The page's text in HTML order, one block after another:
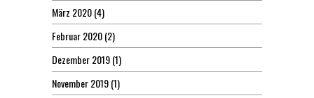
März 2020(4)
Februar 2020(2)
Dezember 2019(1)
November 2019(1)